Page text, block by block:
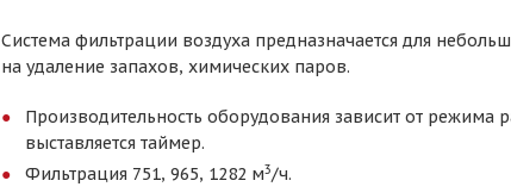
Система фильтрации воздуха предназначается для
на удаление запахов, химических паров.
Производительность оборудования зависит от
выставляется таймер.
Фильтрация 751, 965, 1282 м3/ч.